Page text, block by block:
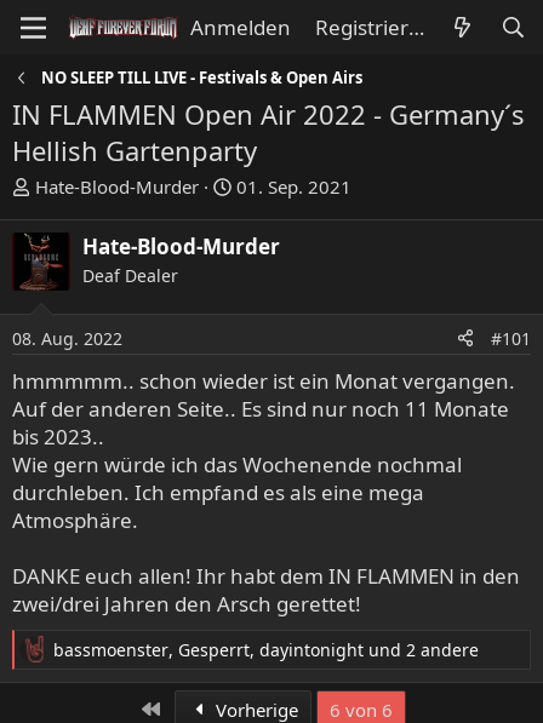
Anmelden Registrieren
NO SLEEP TILL LIVE - Festivals & Open Airs
IN FLAMMEN Open Air 2022 - Germany´s
Hellish Gartenparty
E
s
t
e
l
r
Hate-Blood-Murder
E
s
t
l
a
m
01. Sep. 2021
Hate-Blood-Murder
Deaf Dealer
08. Aug. 2022 #101
hmmmmm.. schon wieder ist ein Monat vergangen.
Auf der anderen Seite.. Es sind nur noch 11 Monate
bis 2023..
Wie gern würde ich das Wochenende nochmal
durchleben. Ich empfand es als eine mega
Atmosphäre.
DANKE euch allen! Ihr habt dem IN FLAMMEN in den
zwei/drei Jahren den Arsch gerettet!
R
e
bassmoenster, Gesperrt, dayintonight und 2 andere
Erste Vorherige
6 von 6